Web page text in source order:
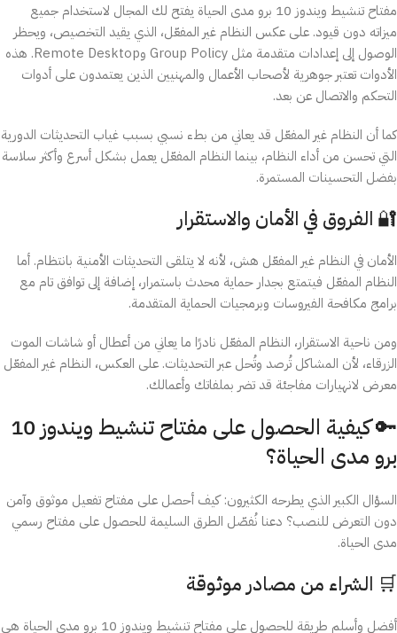
مفتاح تنشيط ويندوز 10 برو مدى الحياة يفتح لك المجال لاستخدام جميع
ميزاته دون قيود. على عكس النظام غير المفعّل، الذي يقيد التخصيص، ويحظر
الوصول إلى إعدادات متقدمة مثل Group Policy وRemote Desktop. هذه
الأدوات تعتبر جوهرية لأصحاب الأعمال والمهنيين الذين يعتمدون على أدوات
التحكم والاتصال عن بعد.
كما أن النظام غير المفعّل قد يعاني من بطء نسبي بسبب غياب التحديثات الدورية
التي تحسن من أداء النظام، بينما النظام المفعّل يعمل بشكل أسرع وأكثر سلاسة
بفضل التحسينات المستمرة.
🔐 الفروق في الأمان والاستقرار
الأمان في النظام غير المفعّل هش، لأنه لا يتلقى التحديثات الأمنية بانتظام. أما
النظام المفعّل فيتمتع بجدار حماية محدث باستمرار، إضافة إلى توافق تام مع
برامج مكافحة الفيروسات وبرمجيات الحماية المتقدمة.
ومن ناحية الاستقرار، النظام المفعّل نادرًا ما يعاني من أعطال أو شاشات الموت
الزرقاء، لأن المشاكل تُرصد وتُحل عبر التحديثات. على العكس، النظام غير المفعّل
معرض لانهيارات مفاجئة قد تضر بملفاتك وأعمالك.
🔑 كيفية الحصول على مفتاح تنشيط ويندوز 10
برو مدى الحياة؟
السؤال الكبير الذي يطرحه الكثيرون: كيف أحصل على مفتاح تفعيل موثوق وآمن
دون التعرض للنصب؟ دعنا نُفصّل الطرق السليمة للحصول على مفتاح رسمي
مدى الحياة.
🛒 الشراء من مصادر موثوقة
أفضل وأسلم طريقة للحصول على مفتاح تنشيط ويندوز 10 برو مدى الحياة هي